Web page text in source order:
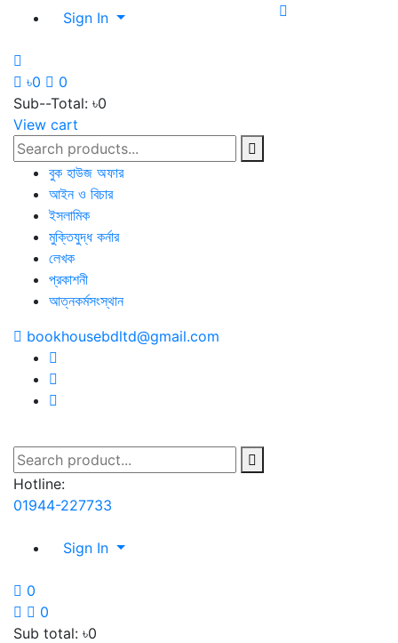
Sign In
৳0
0
Sub--Total: ৳0
View cart
বুক হাউজ অফার
আইন ও বিচার
ইসলামিক
মুক্তিযুদ্ধ কর্নার
লেখক
প্রকাশনী
আত্নকর্মসংস্থান
bookhousebdltd@gmail.com
Hotline:
01944-227733
Sign In
0
0
Sub total: ৳0